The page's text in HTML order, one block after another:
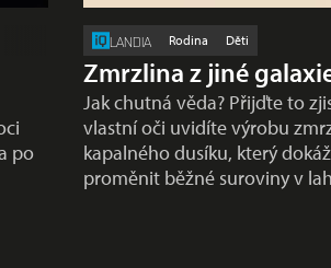
po
LANDIA Rodina Děti
Zmrzlina z jiné
Jak chutná věda? Přijďte to
vlastní oči uvidíte výrobu
kapalného dusíku, který
proměnit běžné suroviny v